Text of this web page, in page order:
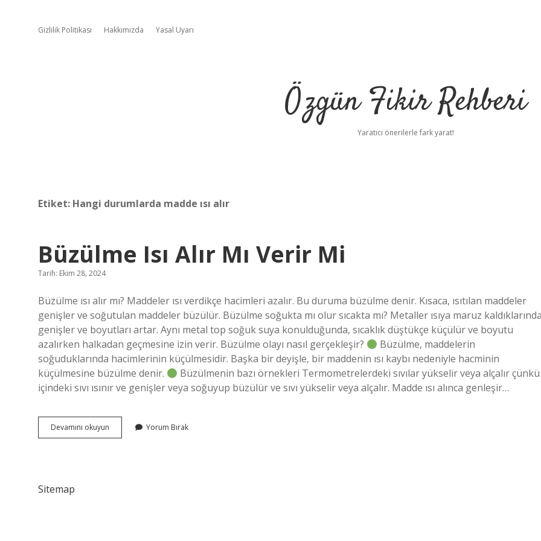
Gizlilik Politikası Hakkımızda Yasal Uyarı
Özgün Fikir Rehberi
Yaratıcı önerilerle fark yarat!
Etiket: Hangi durumlarda madde ısı alır
Büzülme Isı Alır Mı Verir Mi
Tarih: Ekim 28, 2024
Büzülme ısı alır mı? Maddeler ısı verdikçe hacimleri azalır. Bu duruma büzülme denir. Kısaca, ısıtılan maddeler
genişler ve soğutulan maddeler büzülür. Büzülme soğukta mı olur sıcakta mı? Metaller ısıya maruz kaldıklarında
genişler ve boyutları artar. Aynı metal top soğuk suya konulduğunda, sıcaklık düştükçe küçülür ve boyutu
azalırken halkadan geçmesine izin verir. Büzülme olayı nasıl gerçekleşir?
Büzülme, maddelerin
soğuduklarında hacimlerinin küçülmesidir. Başka bir deyişle, bir maddenin ısı kaybı nedeniyle hacminin
küçülmesine büzülme denir.
Büzülmenin bazı örnekleri Termometrelerdeki sıvılar yükselir veya alçalır çünkü
içindeki sıvı ısınır ve genişler veya soğuyup büzülür ve sıvı yükselir veya alçalır. Madde ısı alınca genleşir…
Devamını okuyun Büzülme
Isı
Yorum Bırak
Sitemap